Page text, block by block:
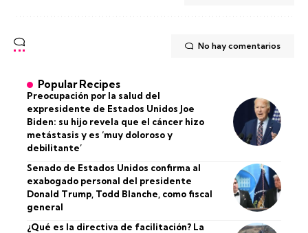
No hay comentarios
Popular Recipes
Preocupación por la salud del
expresidente de Estados Unidos Joe
Biden: su hijo revela que el cáncer hizo
metástasis y es ‘muy doloroso y
debilitante’
Senado de Estados Unidos confirma al
exabogado personal del presidente
Donald Trump, Todd Blanche, como fiscal
general
¿Qué es la directiva de facilitación? La